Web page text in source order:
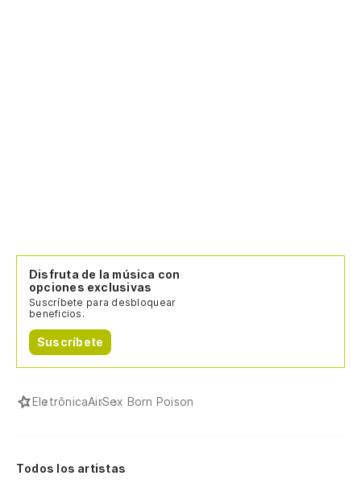
Disfruta de la música con
opciones exclusivas
Suscríbete para desbloquear
beneficios.
Suscríbete
EletrônicaAirSex Born Poison
Todos los artistas